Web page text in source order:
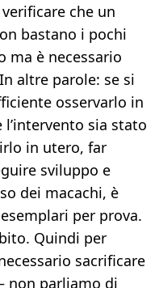
che un
bastano i pochi
ma è necessario
altre parole: se si
osservarlo in
sia stato
in utero, far
sviluppo e
dei macachi, è
per prova.
Quindi per
sacrificare
non parliamo di